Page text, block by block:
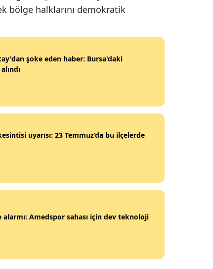
bölge halklarını demokratik
şoke eden haber: Bursa'daki
uyarısı: 23 Temmuz’da bu ilçelerde
alarmı: Amedspor sahası için dev teknoloji